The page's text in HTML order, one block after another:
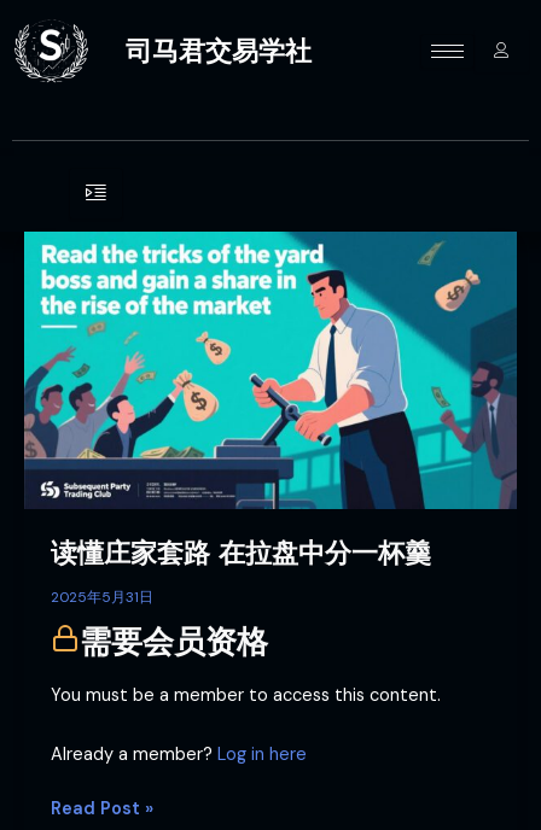
至
内
司马君交易学社
读懂庄家套路 在拉盘中分一杯羹
2025年5月31日
需要会员资格
You must be a member to access this content.
Already a member? Log in here
读
懂
庄
家
套
路
在
拉
盘
中
一
羹
Read Post »